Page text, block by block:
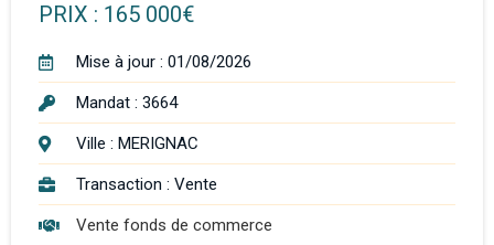
PRIX : 165 000€
Mise à jour : 01/08/2026
Mandat : 3664
Ville : MERIGNAC
Transaction : Vente
Vente fonds de commerce